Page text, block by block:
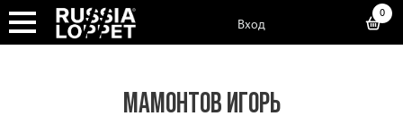
Вход
0
МАМОНТОВ ИГОРЬ